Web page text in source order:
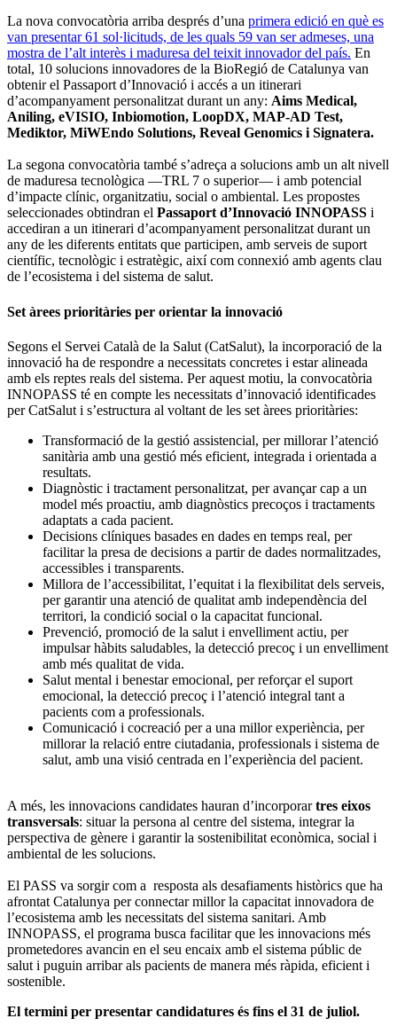
La nova convocatòria arriba després d’una primera edició en què es
van presentar 61 sol·licituds, de les quals 59 van ser admeses, una
mostra de l’alt interès i maduresa del teixit innovador del país. En
total, 10 solucions innovadores de la BioRegió de Catalunya van
obtenir el Passaport d’Innovació i accés a un itinerari
d’acompanyament personalitzat durant un any: Aims Medical,
Aniling, eVISIO, Inbiomotion, LoopDX, MAP-AD Test,
Mediktor, MiWEndo Solutions, Reveal Genomics i Signatera.
La segona convocatòria també s’adreça a solucions amb un alt nivell
de maduresa tecnològica —TRL 7 o superior— i amb potencial
d’impacte clínic, organitzatiu, social o ambiental. Les propostes
seleccionades obtindran el Passaport d’Innovació INNOPASS i
accediran a un itinerari d’acompanyament personalitzat durant un
any de les diferents entitats que participen, amb serveis de suport
científic, tecnològic i estratègic, així com connexió amb agents clau
de l’ecosistema i del sistema de salut.
Set àrees prioritàries per orientar la innovació
Segons el Servei Català de la Salut (CatSalut), la incorporació de la
innovació ha de respondre a necessitats concretes i estar alineada
amb els reptes reals del sistema. Per aquest motiu, la convocatòria
INNOPASS té en compte les necessitats d’innovació identificades
per CatSalut i s’estructura al voltant de les set àrees prioritàries:
Transformació de la gestió assistencial, per millorar l’atenció
sanitària amb una gestió més eficient, integrada i orientada a
resultats.
Diagnòstic i tractament personalitzat, per avançar cap a un
model més proactiu, amb diagnòstics precoços i tractaments
adaptats a cada pacient.
Decisions clíniques basades en dades en temps real, per
facilitar la presa de decisions a partir de dades normalitzades,
accessibles i transparents.
Millora de l’accessibilitat, l’equitat i la flexibilitat dels serveis,
per garantir una atenció de qualitat amb independència del
territori, la condició social o la capacitat funcional.
Prevenció, promoció de la salut i envelliment actiu, per
impulsar hàbits saludables, la detecció precoç i un envelliment
amb més qualitat de vida.
Salut mental i benestar emocional, per reforçar el suport
emocional, la detecció precoç i l’atenció integral tant a
pacients com a professionals.
Comunicació i cocreació per a una millor experiència, per
millorar la relació entre ciutadania, professionals i sistema de
salut, amb una visió centrada en l’experiència del pacient.
A més, les innovacions candidates hauran d’incorporartres eixos
transversals: situar la persona al centre del sistema, integrar la
perspectiva de gènere i garantir la sostenibilitat econòmica, social i
ambiental de les solucions.
El PASS va sorgir com a resposta als desafiaments històrics que ha
afrontat Catalunya per connectar millor la capacitat innovadora de
l’ecosistema amb les necessitats del sistema sanitari. Amb
INNOPASS, el programa busca facilitar que les innovacions més
prometedores avancin en el seu encaix amb el sistema públic de
salut i puguin arribar als pacients de manera més ràpida, eficient i
sostenible.
El termini per presentar candidatures és fins el 31 de juliol.